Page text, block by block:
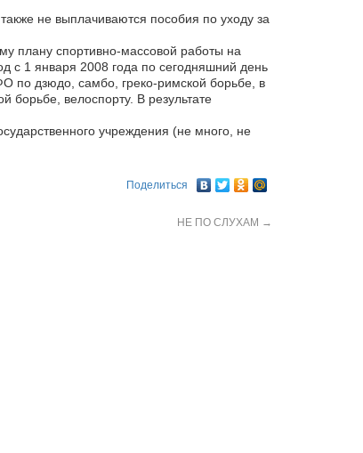
не выплачиваются пособия по уходу за
плану спортивно-массовой работы на
с 1 января 2008 года по сегодняшний день
по дзюдо, самбо, греко-римской борьбе, в
борьбе, велоспорту. В результате
учреждения (не много, не
Поделиться
НЕ ПО СЛУХАМ →